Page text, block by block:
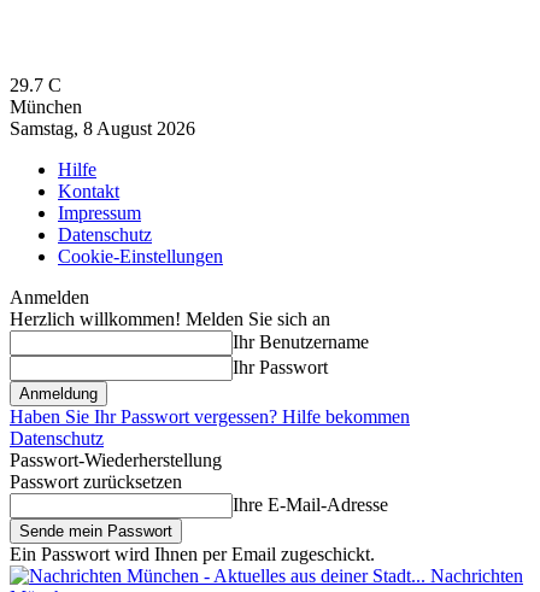
29.7 C
München
Samstag, 8 August 2026
Hilfe
Kontakt
Impressum
Datenschutz
Cookie-Einstellungen
Anmelden
Herzlich willkommen! Melden Sie sich an
Ihr Benutzername
Ihr Passwort
Haben Sie Ihr Passwort vergessen? Hilfe bekommen
Datenschutz
Passwort-Wiederherstellung
Passwort zurücksetzen
Ihre E-Mail-Adresse
Ein Passwort wird Ihnen per Email zugeschickt.
Nachrichten